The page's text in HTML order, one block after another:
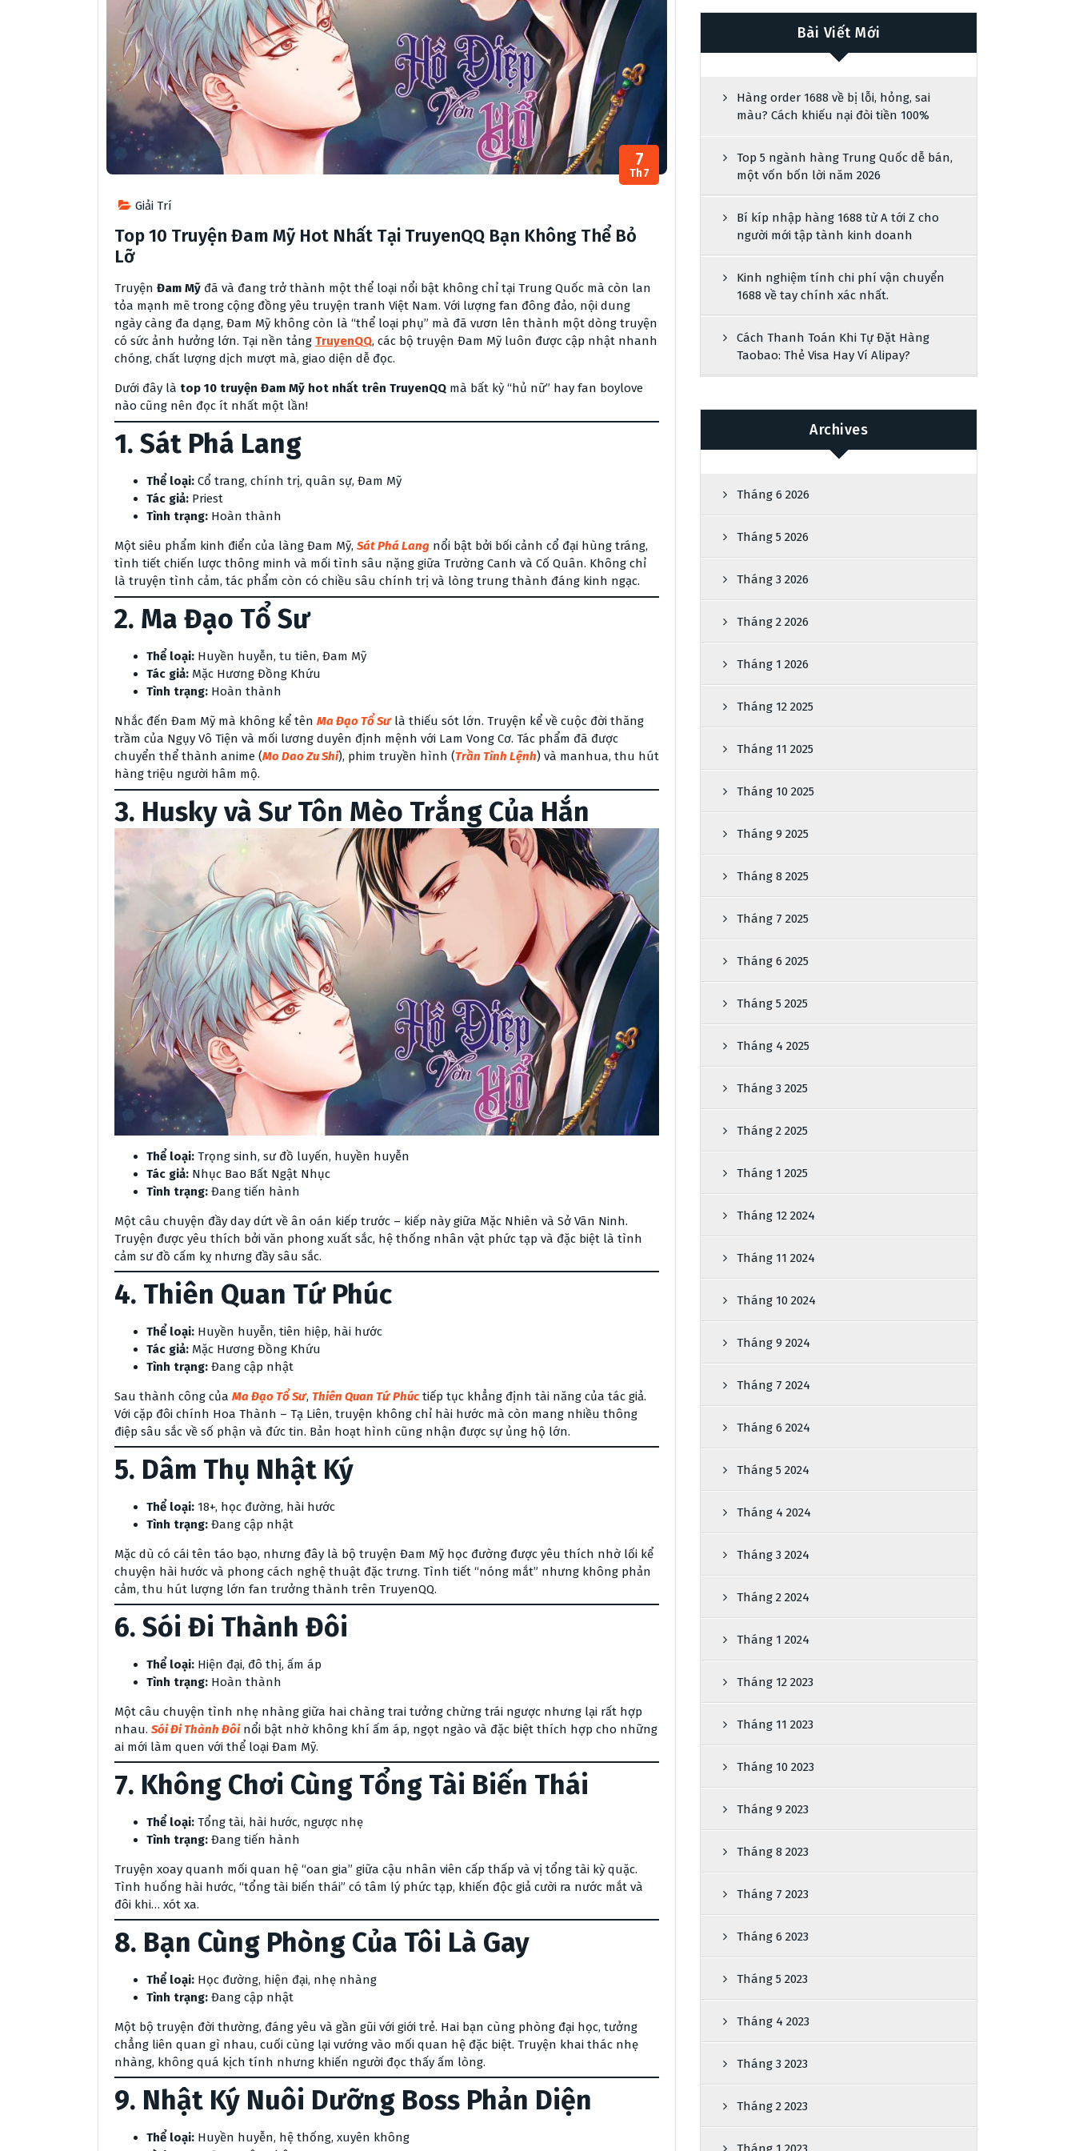
Giải Trí
7
Th7
Top 10 Truyện Đam Mỹ Hot Nhất Tại TruyenQQ Bạn Không Thể Bỏ
Lỡ
Truyện Đam Mỹ đã và đang trở thành một thể loại nổi bật không chỉ tại Trung Quốc mà còn lan
tỏa mạnh mẽ trong cộng đồng yêu truyện tranh Việt Nam. Với lượng fan đông đảo, nội dung
ngày càng đa dạng, Đam Mỹ không còn là “thể loại phụ” mà đã vươn lên thành một dòng truyện
có sức ảnh hưởng lớn. Tại nền tảng TruyenQQ, các bộ truyện Đam Mỹ luôn được cập nhật nhanh
chóng, chất lượng dịch mượt mà, giao diện dễ đọc.
Dưới đây là top 10 truyện Đam Mỹ hot nhất trên TruyenQQ mà bất kỳ “hủ nữ” hay fan boylove
nào cũng nên đọc ít nhất một lần!
1. Sát Phá Lang
Thể loại: Cổ trang, chính trị, quân sự, Đam Mỹ
Tác giả: Priest
Tình trạng: Hoàn thành
Một siêu phẩm kinh điển của làng Đam Mỹ, Sát Phá Lang nổi bật bởi bối cảnh cổ đại hùng tráng,
tình tiết chiến lược thông minh và mối tình sâu nặng giữa Trường Canh và Cố Quân. Không chỉ
là truyện tình cảm, tác phẩm còn có chiều sâu chính trị và lòng trung thành đáng kinh ngạc.
2. Ma Đạo Tổ Sư
Thể loại: Huyền huyễn, tu tiên, Đam Mỹ
Tác giả: Mặc Hương Đồng Khứu
Tình trạng: Hoàn thành
Nhắc đến Đam Mỹ mà không kể tên Ma Đạo Tổ Sưlà thiếu sót lớn. Truyện kể về cuộc đời thăng
trầm của Ngụy Vô Tiện và mối lương duyên định mệnh với Lam Vong Cơ. Tác phẩm đã được
chuyển thể thành anime (Mo Dao Zu Shi), phim truyền hình (Trần Tình Lệnh) và manhua, thu hút
hàng triệu người hâm mộ.
3. Husky và Sư Tôn Mèo Trắng Của Hắn
Thể loại: Trọng sinh, sư đồ luyến, huyền huyễn
Tác giả: Nhục Bao Bất Ngật Nhục
Tình trạng: Đang tiến hành
Một câu chuyện đầy day dứt về ân oán kiếp trước – kiếp này giữa Mặc Nhiên và Sở Vãn Ninh.
Truyện được yêu thích bởi văn phong xuất sắc, hệ thống nhân vật phức tạp và đặc biệt là tình
cảm sư đồ cấm kỵ nhưng đầy sâu sắc.
4. Thiên Quan Tứ Phúc
Thể loại: Huyền huyễn, tiên hiệp, hài hước
Tác giả: Mặc Hương Đồng Khứu
Tình trạng: Đang cập nhật
Sau thành công của Ma Đạo Tổ Sư, Thiên Quan Tứ Phúc tiếp tục khẳng định tài năng của tác giả.
Với cặp đôi chính Hoa Thành – Tạ Liên, truyện không chỉ hài hước mà còn mang nhiều thông
điệp sâu sắc về số phận và đức tin. Bản hoạt hình cũng nhận được sự ủng hộ lớn.
5. Dâm Thụ Nhật Ký
Thể loại: 18+, học đường, hài hước
Tình trạng: Đang cập nhật
Mặc dù có cái tên táo bạo, nhưng đây là bộ truyện Đam Mỹ học đường được yêu thích nhờ lối kể
chuyện hài hước và phong cách nghệ thuật đặc trưng. Tình tiết “nóng mắt” nhưng không phản
cảm, thu hút lượng lớn fan trưởng thành trên TruyenQQ.
6. Sói Đi Thành Đôi
Thể loại: Hiện đại, đô thị, ấm áp
Tình trạng: Hoàn thành
Một câu chuyện tình nhẹ nhàng giữa hai chàng trai tưởng chừng trái ngược nhưng lại rất hợp
nhau. Sói Đi Thành Đôinổi bật nhờ không khí ấm áp, ngọt ngào và đặc biệt thích hợp cho những
ai mới làm quen với thể loại Đam Mỹ.
7. Không Chơi Cùng Tổng Tài Biến Thái
Thể loại: Tổng tài, hài hước, ngược nhẹ
Tình trạng: Đang tiến hành
Truyện xoay quanh mối quan hệ “oan gia” giữa cậu nhân viên cấp thấp và vị tổng tài kỳ quặc.
Tình huống hài hước, “tổng tài biến thái” có tâm lý phức tạp, khiến độc giả cười ra nước mắt và
đôi khi… xót xa.
8. Bạn Cùng Phòng Của Tôi Là Gay
Thể loại: Học đường, hiện đại, nhẹ nhàng
Tình trạng: Đang cập nhật
Một bộ truyện đời thường, đáng yêu và gần gũi với giới trẻ. Hai bạn cùng phòng đại học, tưởng
chẳng liên quan gì nhau, cuối cùng lại vướng vào mối quan hệ đặc biệt. Truyện khai thác nhẹ
nhàng, không quá kịch tính nhưng khiến người đọc thấy ấm lòng.
9. Nhật Ký Nuôi Dưỡng Boss Phản Diện
Thể loại: Huyền huyễn, hệ thống, xuyên không
Bài Viết Mới
Hàng order 1688 về bị lỗi, hỏng, sai
màu? Cách khiếu nại đòi tiền 100%
Top 5 ngành hàng Trung Quốc dễ bán,
một vốn bốn lời năm 2026
Bí kíp nhập hàng 1688 từ A tới Z cho
người mới tập tành kinh doanh
Kinh nghiệm tính chi phí vận chuyển
1688 về tay chính xác nhất.
Cách Thanh Toán Khi Tự Đặt Hàng
Taobao: Thẻ Visa Hay Ví Alipay?
Archives
Tháng 6 2026
Tháng 5 2026
Tháng 3 2026
Tháng 2 2026
Tháng 1 2026
Tháng 12 2025
Tháng 11 2025
Tháng 10 2025
Tháng 9 2025
Tháng 8 2025
Tháng 7 2025
Tháng 6 2025
Tháng 5 2025
Tháng 4 2025
Tháng 3 2025
Tháng 2 2025
Tháng 1 2025
Tháng 12 2024
Tháng 11 2024
Tháng 10 2024
Tháng 9 2024
Tháng 7 2024
Tháng 6 2024
Tháng 5 2024
Tháng 4 2024
Tháng 3 2024
Tháng 2 2024
Tháng 1 2024
Tháng 12 2023
Tháng 11 2023
Tháng 10 2023
Tháng 9 2023
Tháng 8 2023
Tháng 7 2023
Tháng 6 2023
Tháng 5 2023
Tháng 4 2023
Tháng 3 2023
Tháng 2 2023